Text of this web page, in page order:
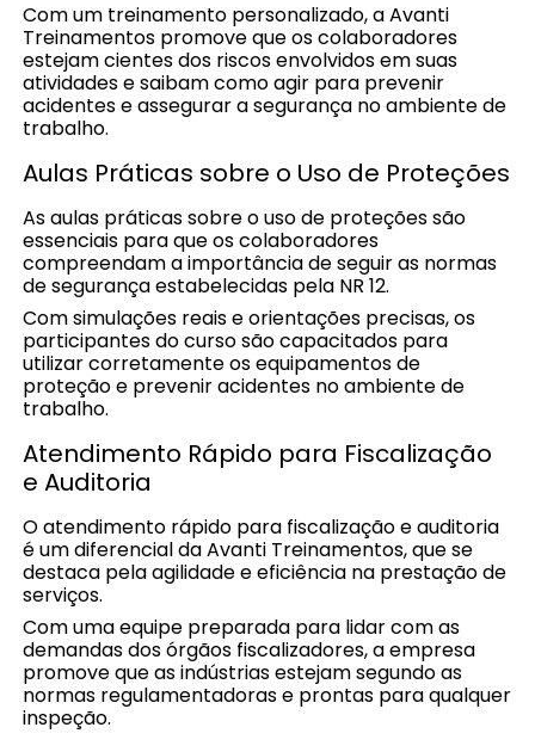
Com um treinamento personalizado, a Avanti
Treinamentos promove que os colaboradores
estejam cientes dos riscos envolvidos em suas
atividades e saibam como agir para prevenir
acidentes e assegurar a segurança no ambiente de
trabalho.
Aulas Práticas sobre o Uso de Proteções
As aulas práticas sobre o uso de proteções são
essenciais para que os colaboradores
compreendam a importância de seguir as normas
de segurança estabelecidas pela NR 12.
Com simulações reais e orientações precisas, os
participantes do curso são capacitados para
utilizar corretamente os equipamentos de
proteção e prevenir acidentes no ambiente de
trabalho.
Atendimento Rápido para Fiscalização
e Auditoria
O atendimento rápido para fiscalização e auditoria
é um diferencial da Avanti Treinamentos, que se
destaca pela agilidade e eficiência na prestação de
serviços.
Com uma equipe preparada para lidar com as
demandas dos órgãos fiscalizadores, a empresa
promove que as indústrias estejam segundo as
normas regulamentadoras e prontas para qualquer
inspeção.